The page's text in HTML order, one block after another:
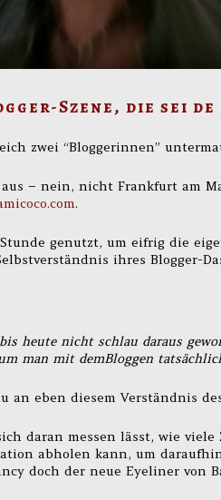
Szene, die sei
zwei “Bloggerinnen”
– nein, nicht Frankfurt am
.
genutzt, um eifrig die
ihres Blogger-
heute nicht schlau daraus
man mit demBloggen
an eben diesem Verständnis
daran messen lässt, wie
abholen kann, um
doch der neue Eyeliner von